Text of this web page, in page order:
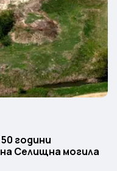
години
Селищна могила